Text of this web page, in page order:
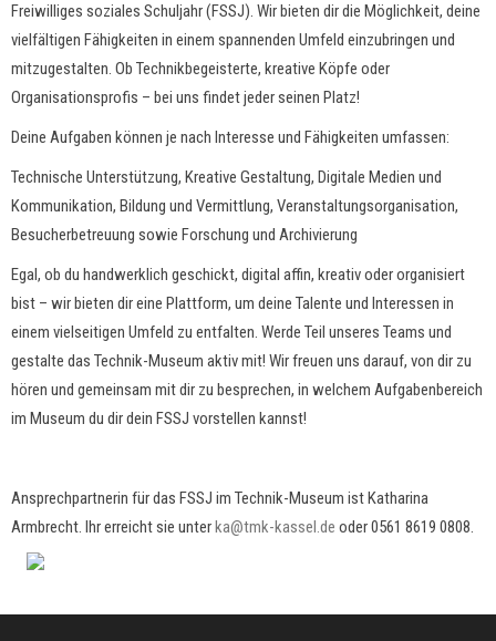
Freiwilliges soziales Schuljahr (FSSJ). Wir bieten dir die Möglichkeit, deine
vielfältigen Fähigkeiten in einem spannenden Umfeld einzubringen und
mitzugestalten. Ob Technikbegeisterte, kreative Köpfe oder
Organisationsprofis – bei uns findet jeder seinen Platz!
Deine Aufgaben können je nach Interesse und Fähigkeiten umfassen:
Technische Unterstützung, Kreative Gestaltung, Digitale Medien und
Kommunikation, Bildung und Vermittlung, Veranstaltungsorganisation,
Besucherbetreuung sowie Forschung und Archivierung
Egal, ob du handwerklich geschickt, digital affin, kreativ oder organisiert
bist – wir bieten dir eine Plattform, um deine Talente und Interessen in
einem vielseitigen Umfeld zu entfalten. Werde Teil unseres Teams und
gestalte das Technik-Museum aktiv mit! Wir freuen uns darauf, von dir zu
hören und gemeinsam mit dir zu besprechen, in welchem Aufgabenbereich
im Museum du dir dein FSSJ vorstellen kannst!
Ansprechpartnerin für das FSSJ im Technik-Museum ist Katharina
Armbrecht. Ihr erreicht sie unter ka@tmk-kassel.de oder 0561 8619 0808.